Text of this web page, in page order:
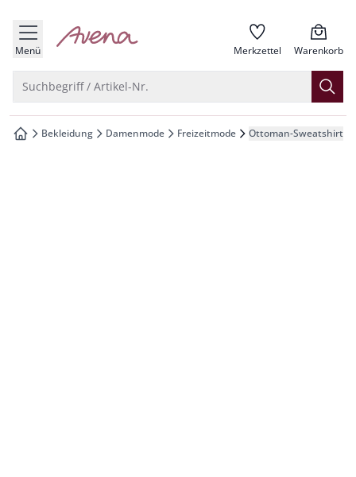
springen
springen
springen
springen
Menü zur Startseite Merkzettel Warenkorb
Suchbegriff / Artikel-Nr.
zur Startseite
Bekleidung Damenmode Freizeitmode Ottoman-Sweatshirt